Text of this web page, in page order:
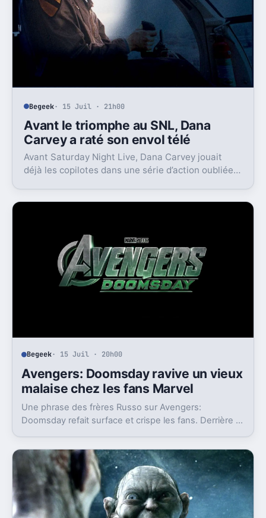
Begeek· 15 Juil · 21h00
Avant le triomphe au SNL, Dana
Carvey a raté son envol télé
Avant Saturday Night Live, Dana Carvey jouait
déjà les copilotes dans une série d’action oubliée.
Begeek· 15 Juil · 20h00
Avengers: Doomsday ravive un vieux
malaise chez les fans Marvel
Une phrase des frères Russo sur Avengers:
Doomsday refait surface et crispe les fans. Derrière la